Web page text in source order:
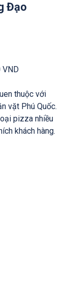
Đạo
VND
thuộc với
vặt Phú Quốc.
pizza nhiều
khách hàng.